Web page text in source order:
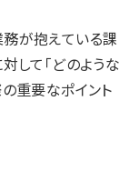
が抱えている課
して「どのような
重要なポイント